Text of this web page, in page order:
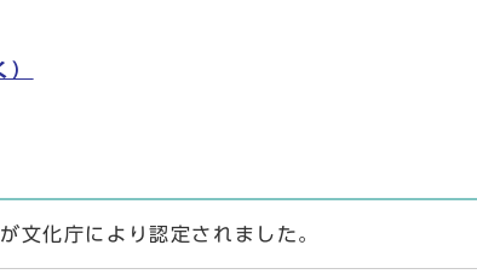
）
化庁により認定されました。